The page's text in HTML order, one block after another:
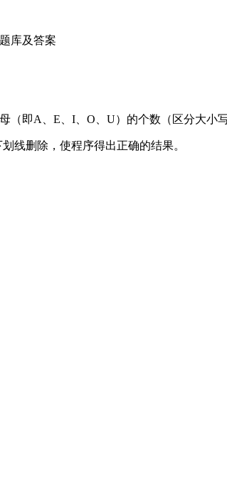
库及答案
（即A、E、I、O、U）的个数（区分大小
线删除，使程序得出正确的结果。